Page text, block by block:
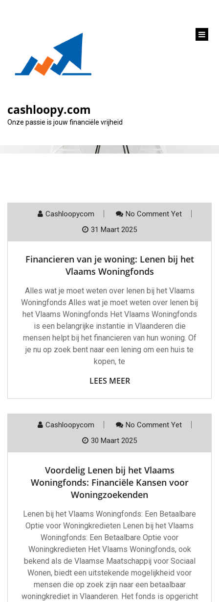
cashloopy.com
Onze passie is jouw financiële vrijheid
Categorie:
Cashloopycom
No Comment Yet
31 Maart 2025
Financieren van je woning: Lenen bij het
Vlaams Woningfonds
Alles wat je moet weten over lenen bij het Vlaams
Woningfonds Alles wat je moet weten over lenen bij
het Vlaams Woningfonds Het Vlaams Woningfonds
is een belangrijke instantie in Vlaanderen die
mensen helpt bij het financieren van hun woning. Of
je nu op zoek bent naar een lening om een huis te
kopen, te
LEES MEER
Cashloopycom
No Comment Yet
30 Maart 2025
Voordelig Lenen bij het Vlaams
Woningfonds: Financiële Kansen voor
Woningzoekenden
Lenen bij het Vlaams Woningfonds: Een Betaalbare
Optie voor Woningkredieten Lenen bij het Vlaams
Woningfonds: Een Betaalbare Optie voor
Woningkredieten Het Vlaams Woningfonds, ook
bekend als de Vlaamse Maatschappij voor Sociaal
Wonen, biedt een uitstekende mogelijkheid voor
mensen die op zoek zijn naar een betaalbaar
woningkrediet in Vlaanderen. Het fonds is opgericht